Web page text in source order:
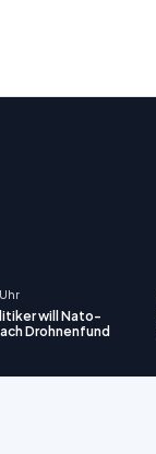
will Nato-
Drohnenfund